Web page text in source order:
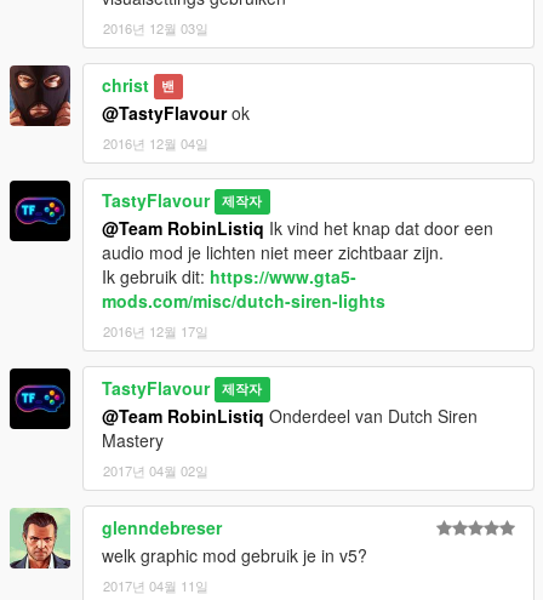
2016년 12월 03일
christ 밴
@TastyFlavourok
2016년 12월 04일
TastyFlavour 제작자
@Team RobinListiq Ik vind het knap dat door een
audio mod je lichten niet meer zichtbaar zijn.
Ik gebruik dit: https://www.gta5-
mods.com/misc/dutch-siren-lights
2016년 12월 17일
TastyFlavour 제작자
@Team RobinListiq Onderdeel van Dutch Siren
Mastery
2017년 04월 02일
glenndebreser
welk graphic mod gebruik je in v5?
2017년 04월 11일